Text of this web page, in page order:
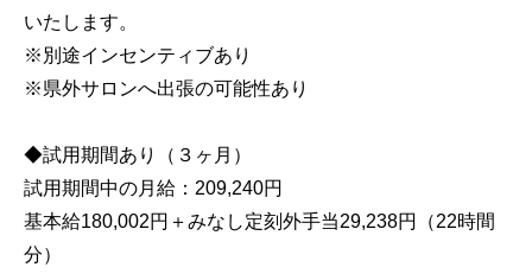
いたします。
※別途インセンティブあり
※県外サロンへ出張の可能性あり
◆試用期間あり（３ヶ月）
試用期間中の月給：209,240円
基本給180,002円＋みなし定刻外手当29,238円（22時間
分）